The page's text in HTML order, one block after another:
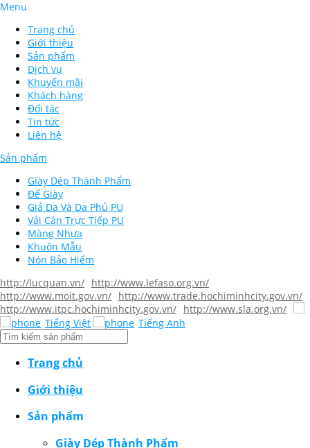
Menu
Trang chủ
Giới thiệu
Sản phẩm
Dịch vụ
Khuyến mãi
Khách hàng
Đối tác
Tin tức
Liên hệ
Sản phẩm
Giày Dép Thành Phẩm
Đế Giày
Giả Da Và Da Phủ PU
Vải Cán Trực Tiếp PU
Màng Nhựa
Khuôn Mẫu
Nón Bảo Hiểm
http://lucquan.vn/ http://www.lefaso.org.vn/
http://www.moit.gov.vn/ http://www.trade.hochiminhcity.gov.vn/
http://www.itpc.hochiminhcity.gov.vn/ http://www.sla.org.vn/
Tiếng Việt
Tiếng Anh
Trang chủ
Giới thiệu
Sản phẩm
Giày Dép Thành Phẩm